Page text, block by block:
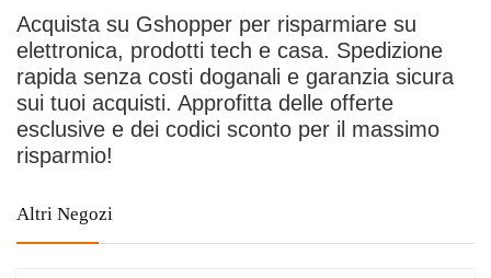
Promozioni
Servizi e abbonamenti
Smartphone
Smartwatch
Stampanti
Acquista su Gshopper per risparmiare su
elettronica, prodotti tech e casa. Spedizione
rapida senza costi doganali e garanzia sicura
sui tuoi acquisti. Approfitta delle offerte
esclusive e dei codici sconto per il massimo
risparmio!
Altri Negozi